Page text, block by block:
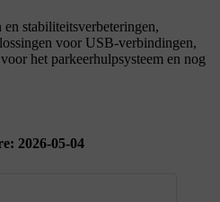
stabiliteitsverbeteringen,
voor USB-verbindingen,
het parkeerhulpsysteem en nog
2026-05-04